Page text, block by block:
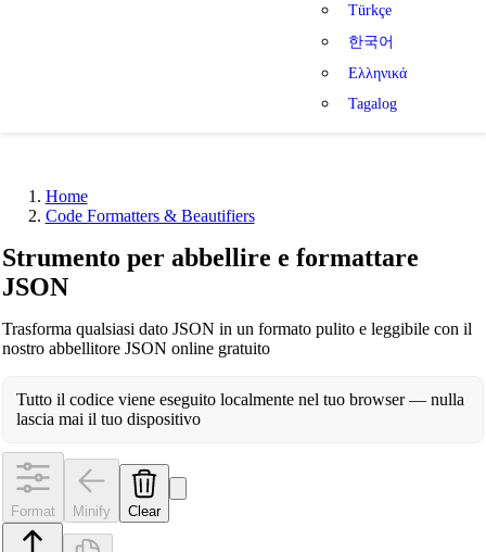
Türkçe
한국어
Ελληνικά
Tagalog
Home
Code Formatters & Beautifiers
Strumento per abbellire e formattare
JSON
Trasforma qualsiasi dato JSON in un formato pulito e leggibile con il
nostro abbellitore JSON online gratuito
Tutto il codice viene eseguito localmente nel tuo browser — nulla
lascia mai il tuo dispositivo
Format Minify Clear